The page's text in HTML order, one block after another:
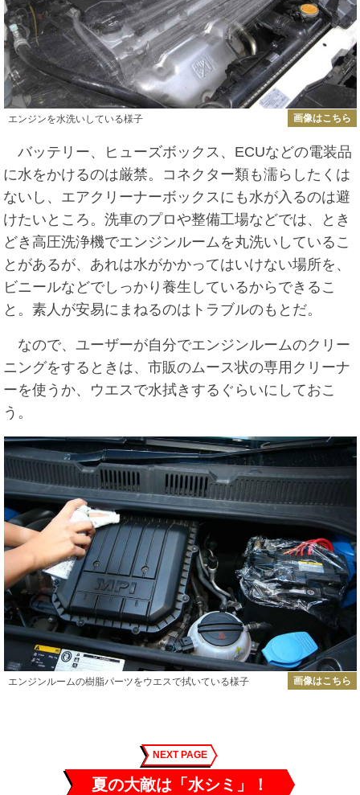
エンジンを水洗いしている様子 画像はこちら
バッテリー、ヒューズボックス、ECUなどの電装品
に水をかけるのは厳禁。コネクター類も濡らしたくは
ないし、エアクリーナーボックスにも水が入るのは避
けたいところ。洗車のプロや整備工場などでは、とき
どき高圧洗浄機でエンジンルームを丸洗いしているこ
とがあるが、あれは水がかかってはいけない場所を、
ビニールなどでしっかり養生しているからできるこ
と。素人が安易にまねるのはトラブルのもとだ。
なので、ユーザーが自分でエンジンルームのクリー
ニングをするときは、市販のムース状の専用クリーナ
ーを使うか、ウエスで水拭きするぐらいにしておこ
う。
エンジンルームの樹脂パーツをウエスで拭いている様子 画像はこちら
NEXT PAGE
夏の大敵は「水シミ」！